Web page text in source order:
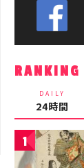
RANKING
DAILY
24時間
1